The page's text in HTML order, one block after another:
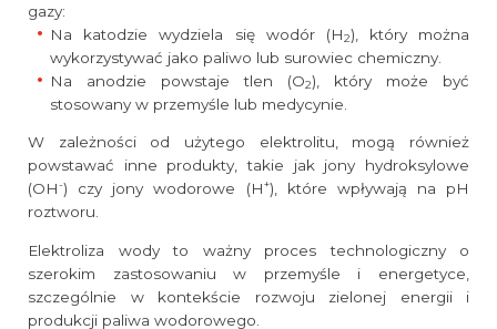
gazy:
Na katodzie wydziela się wodór (H2), który można
wykorzystywać jako paliwo lub surowiec chemiczny.
Na anodzie powstaje tlen (O2), który może być
stosowany w przemyśle lub medycynie.
W zależności od użytego elektrolitu, mogą również
powstawać inne produkty, takie jak jony hydroksylowe
(OH-) czy jony wodorowe (H+), które wpływają na pH
roztworu.
Elektroliza wody to ważny proces technologiczny o
szerokim zastosowaniu w przemyśle i energetyce,
szczególnie w kontekście rozwoju zielonej energii i
produkcji paliwa wodorowego.